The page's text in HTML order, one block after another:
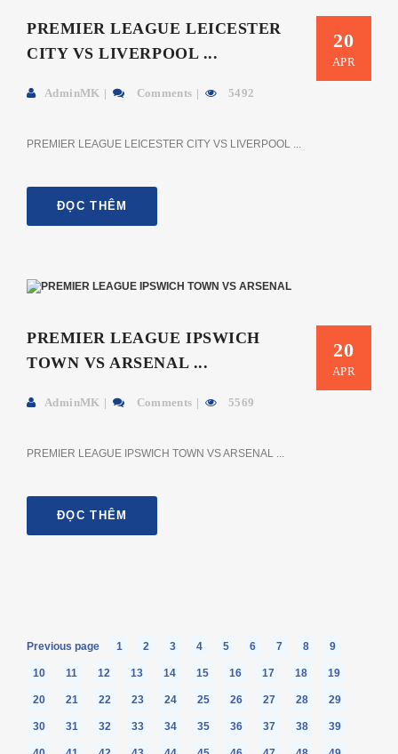
20
APR
PREMIER LEAGUE LEICESTER
CITY VS LIVERPOOL ...
AdminMK Comments 5492
PREMIER LEAGUE LEICESTER CITY VS LIVERPOOL ...
ĐỌC THÊM
20
APR
PREMIER LEAGUE IPSWICH
TOWN VS ARSENAL ...
AdminMK Comments 5569
PREMIER LEAGUE IPSWICH TOWN VS ARSENAL ...
ĐỌC THÊM
Previous page 1 2 3 4 5 6 7 8 9
10 11 12 13 14 15 16 17 18 19
20 21 22 23 24 25 26 27 28 29
30 31 32 33 34 35 36 37 38 39